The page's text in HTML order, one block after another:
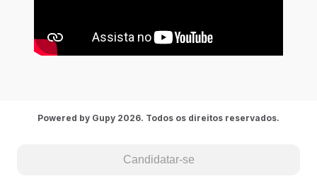
Candidatar-se
Powered by Gupy 2026. Todos os direitos reservados.